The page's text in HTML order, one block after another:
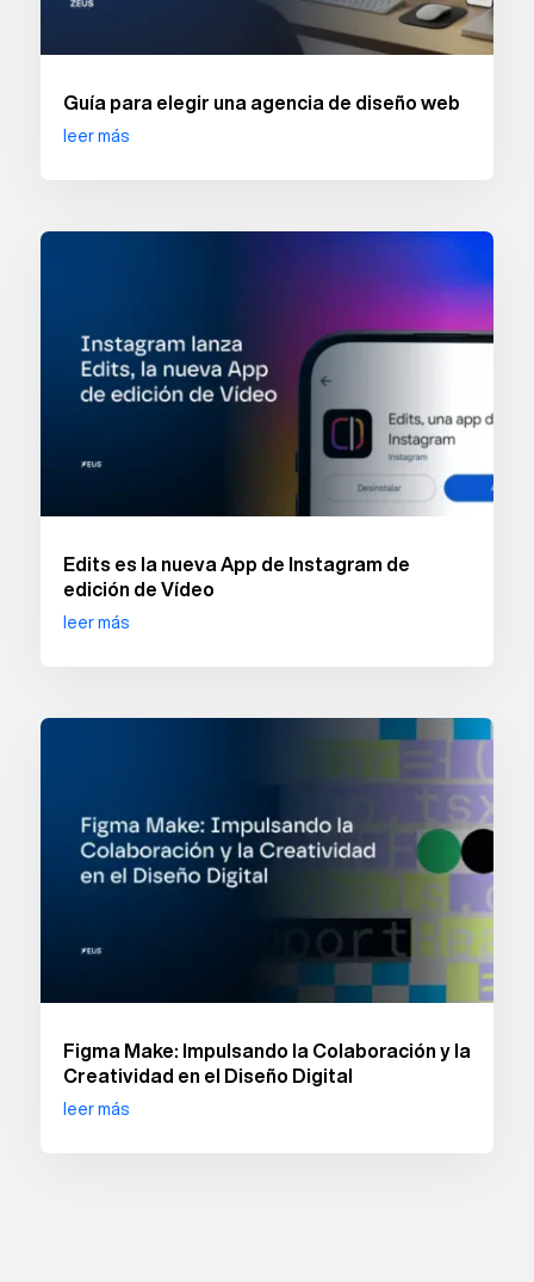
Guía para elegir una agencia de diseño web
leer más
Edits es la nueva App de Instagram de
edición de Vídeo
leer más
Figma Make: Impulsando la Colaboración y la
Creatividad en el Diseño Digital
leer más